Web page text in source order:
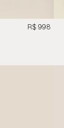
R$ 998